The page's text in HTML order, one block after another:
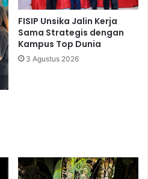
FISIP Unsika Jalin Kerja
Sama Strategis dengan
Kampus Top Dunia
3 Agustus 2026